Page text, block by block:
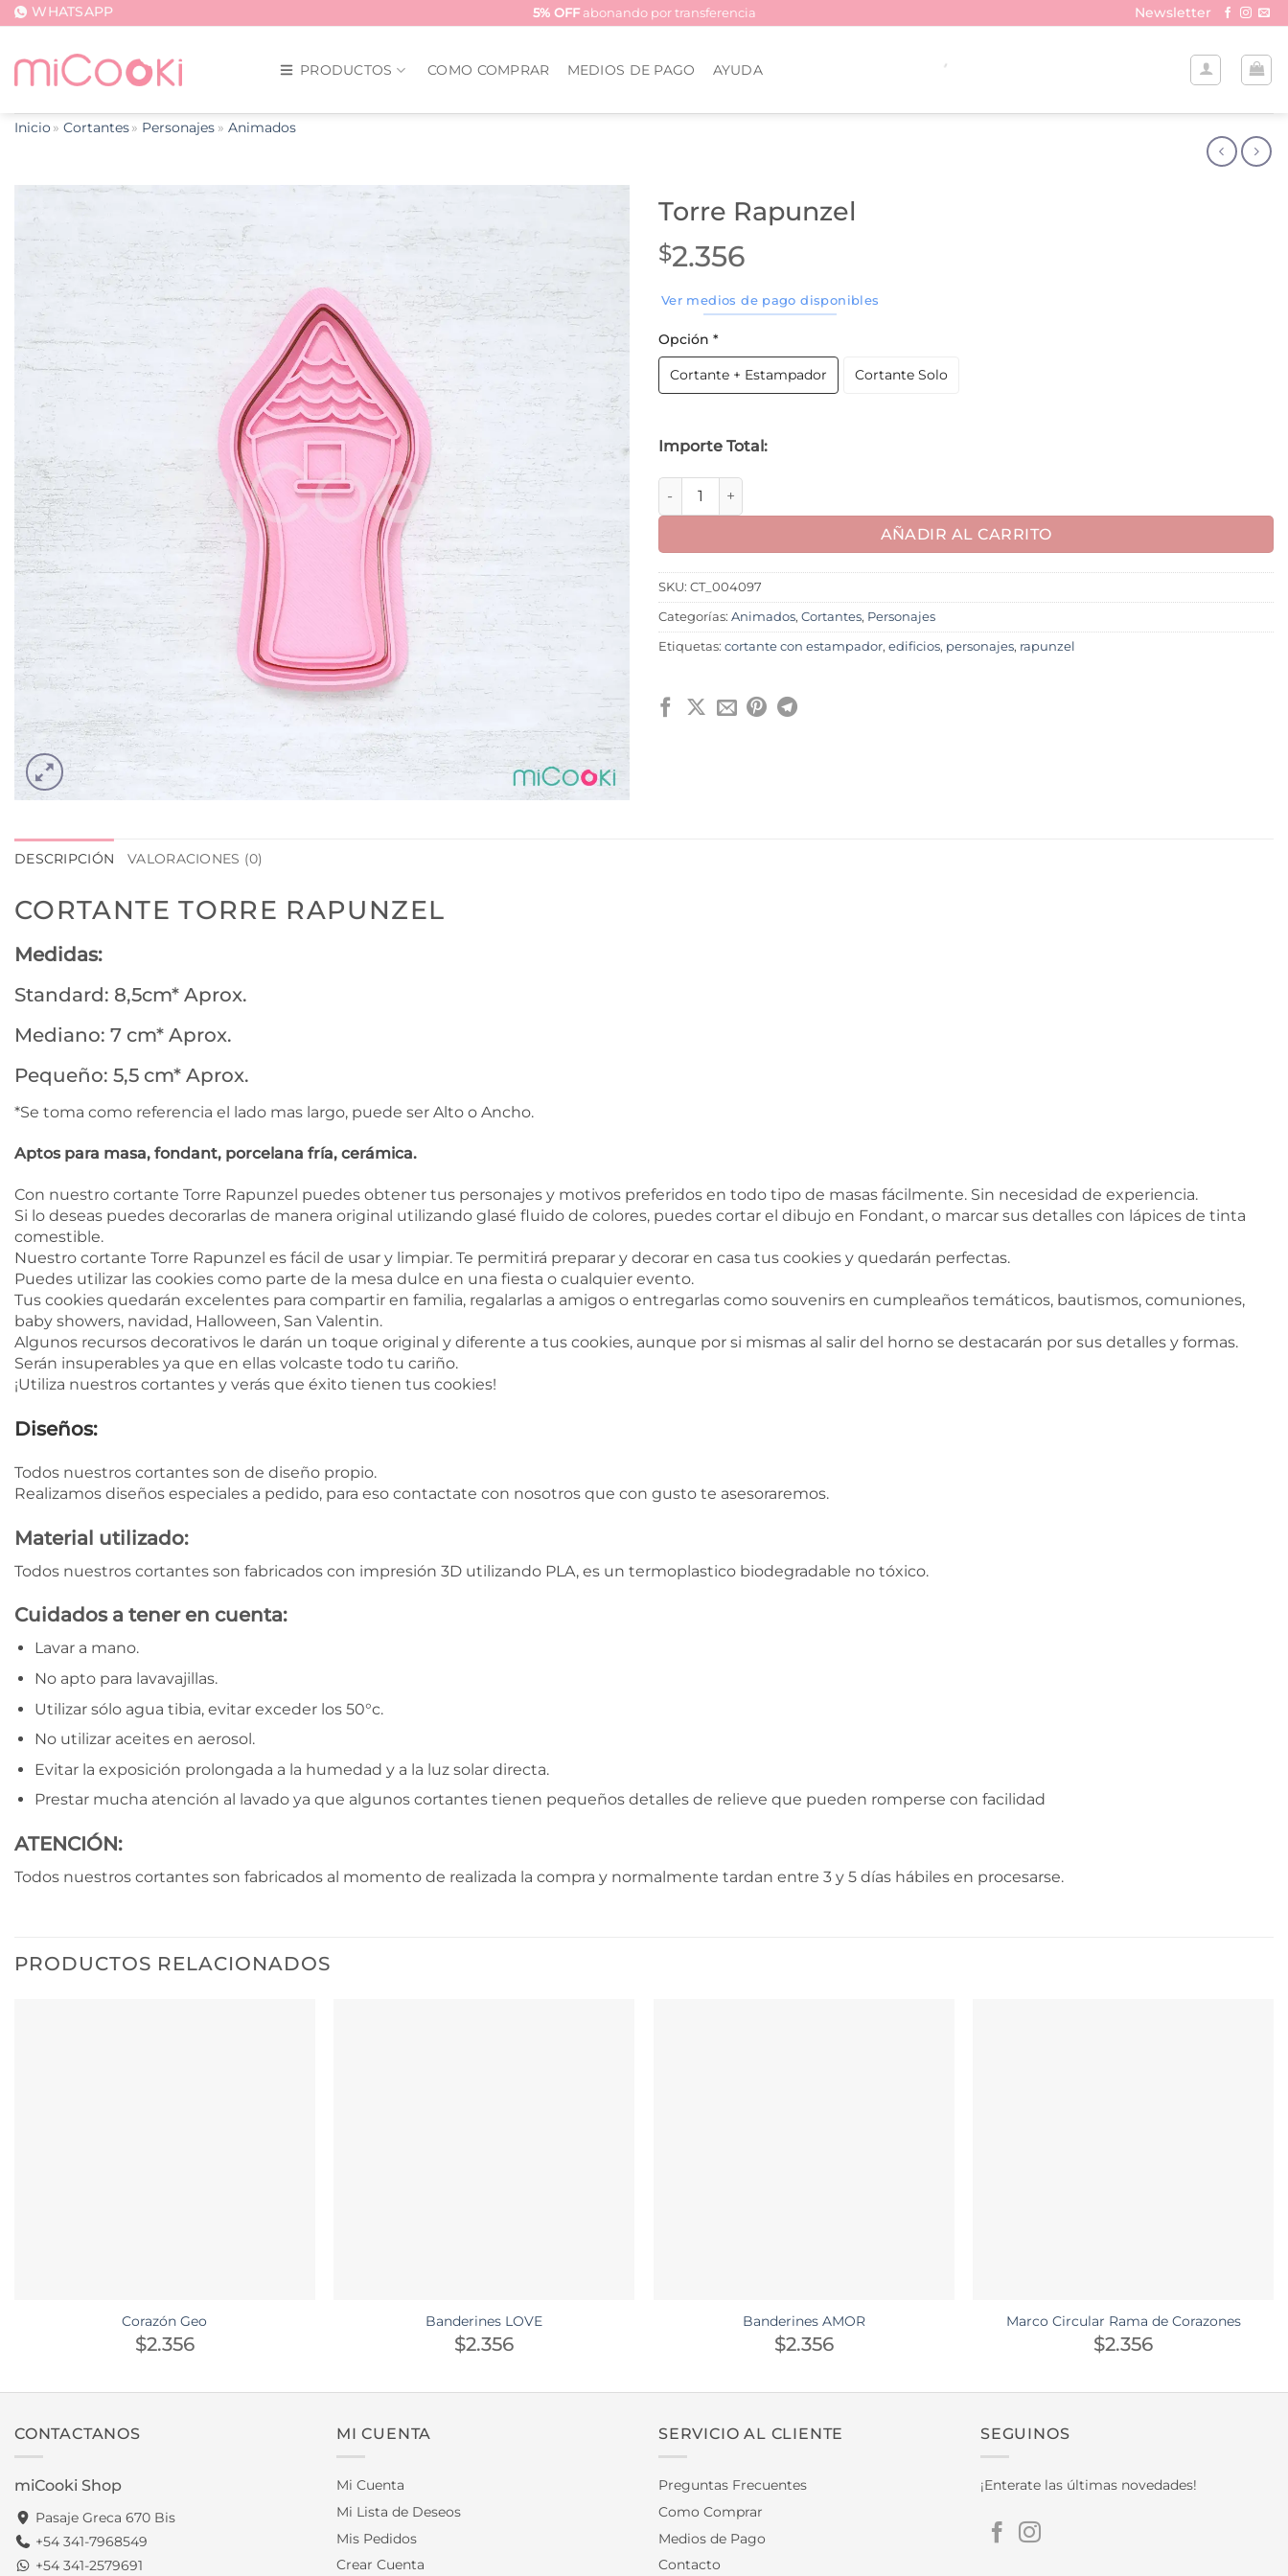
Saltar
contenido
WHATSAPP 5% OFFabonando por transferencia Newsletter
PRODUCTOS COMO COMPRAR MEDIOS DE PAGO AYUDA
Inicio Cortantes Personajes Animados
Torre Rapunzel
$2.356
Ver medios de pago disponibles
Opción *
Cortante + Estampador Cortante Solo
Importe Total:
Torre Rapunzel cantidad
AÑADIR AL CARRITO
SKU: CT_004097
Categorías: Animados, Cortantes, Personajes
Etiquetas: cortante con estampador, edificios, personajes, rapunzel
DESCRIPCIÓN VALORACIONES (0)
CORTANTE TORRE RAPUNZEL
Medidas:
Standard: 8,5cm* Aprox.
Mediano: 7 cm* Aprox.
Pequeño: 5,5 cm* Aprox.
*Se toma como referencia el lado mas largo, puede ser Alto o Ancho.
Aptos para masa, fondant, porcelana fría, cerámica.
Con nuestro cortante Torre Rapunzel puedes obtener tus personajes y motivos preferidos en todo tipo de masas fácilmente. Sin necesidad de experiencia.
Si lo deseas puedes decorarlas de manera original utilizando glasé fluido de colores, puedes cortar el dibujo en Fondant, o marcar sus detalles con lápices de tinta
comestible.
Nuestro cortante Torre Rapunzel es fácil de usar y limpiar. Te permitirá preparar y decorar en casa tus cookies y quedarán perfectas.
Puedes utilizar las cookies como parte de la mesa dulce en una fiesta o cualquier evento.
Tus cookies quedarán excelentes para compartir en familia, regalarlas a amigos o entregarlas como souvenirs en cumpleaños temáticos, bautismos, comuniones,
baby showers, navidad, Halloween, San Valentin.
Algunos recursos decorativos le darán un toque original y diferente a tus cookies, aunque por si mismas al salir del horno se destacarán por sus detalles y formas.
Serán insuperables ya que en ellas volcaste todo tu cariño.
¡Utiliza nuestros cortantes y verás que éxito tienen tus cookies!
Diseños:
Todos nuestros cortantes son de diseño propio.
Realizamos diseños especiales a pedido, para eso contactate con nosotros que con gusto te asesoraremos.
Material utilizado:
Todos nuestros cortantes son fabricados con impresión 3D utilizando PLA, es un termoplastico biodegradable no tóxico.
Cuidados a tener en cuenta:
Lavar a mano.
No apto para lavavajillas.
Utilizar sólo agua tibia, evitar exceder los 50°c.
No utilizar aceites en aerosol.
Evitar la exposición prolongada a la humedad y a la luz solar directa.
Prestar mucha atención al lavado ya que algunos cortantes tienen pequeños detalles de relieve que pueden romperse con facilidad
ATENCIÓN:
Todos nuestros cortantes son fabricados al momento de realizada la compra y normalmente tardan entre 3 y 5 días hábiles en procesarse.
PRODUCTOS RELACIONADOS
Corazón Geo
$2.356
Banderines LOVE
$2.356
Banderines AMOR
$2.356
Marco Circular Rama de Corazones
$2.356
CONTACTANOS
miCooki Shop
Pasaje Greca 670 Bis
+54 341-7968549
+54 341-2579691
MI CUENTA
Mi Cuenta
Mi Lista de Deseos
Mis Pedidos
Crear Cuenta
SERVICIO AL CLIENTE
Preguntas Frecuentes
Como Comprar
Medios de Pago
Contacto
SEGUINOS
¡Enterate las últimas novedades!